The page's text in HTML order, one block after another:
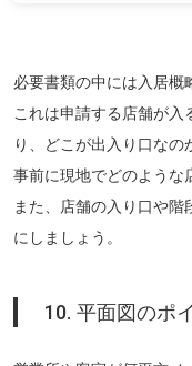
必要書類の中には入居概
これは申請する店舗が入
り、どこが出入り口なの
事前に現地でどのような
また、店舗の入り口や階
にしましょう。
10. 平面図のポ